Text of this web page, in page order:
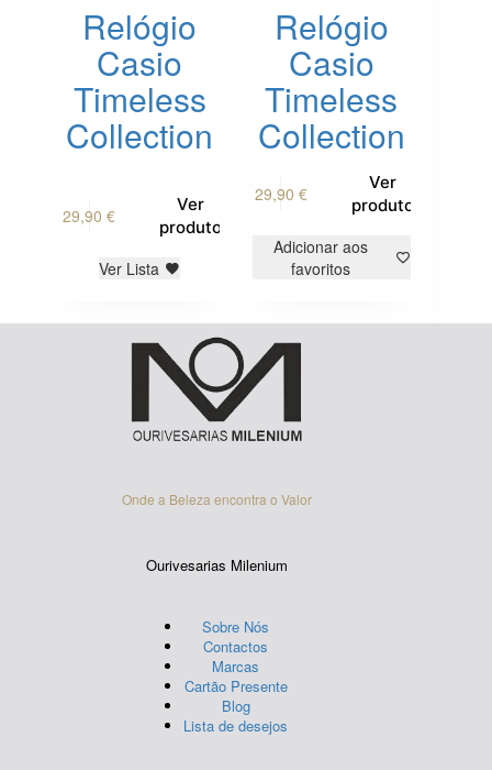
Relógio
Casio
Timeless
Collection
29,90€
Ver
produto
Ver Lista
Relógio
Casio
Timeless
Collection
29,90 €
Ver
produto
Adicionar aos
favoritos
Onde a Beleza encontra o Valor
Ourivesarias Milenium
Sobre Nós
Contactos
Marcas
Cartão Presente
Blog
Lista de desejos